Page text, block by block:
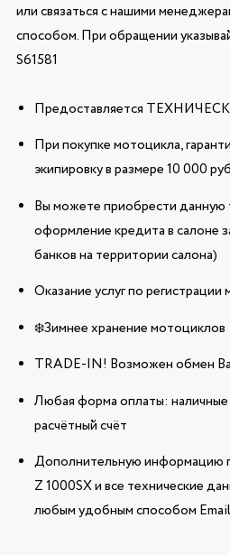
или связаться с нашими
способом. При обращении
S61581
Предоставляется
При покупке мотоцикла,
экипировку в размере 10 000
Вы можете приобрести
оформление кредита в салоне
банков на территории салона)
Оказание услуг по
❄️Зимнее хранение мотоциклов
TRADE-IN! Возможен обмен
Любая форма оплаты: наличные
расчётный счёт
Дополнительную информацию
Z 1000SX и все технические
любым удобным способом